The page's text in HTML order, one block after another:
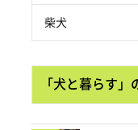
柴犬
「犬と暮らす